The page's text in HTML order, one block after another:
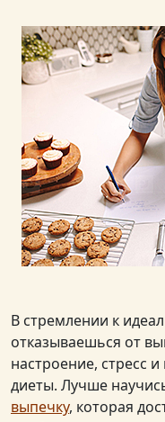
В стремлении к
отказываешься от
настроение, стресс
диеты. Лучше
выпечку, которая